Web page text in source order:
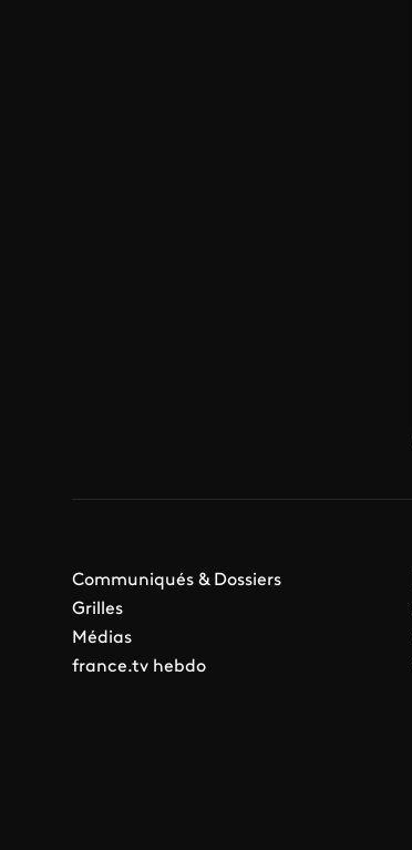
Communiqués & Dossiers
Grilles
Médias
france.tv hebdo